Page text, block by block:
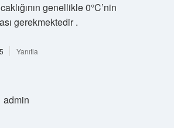
genellikle 0°C’nin
gerekmektedir .
Yanıtla
admin